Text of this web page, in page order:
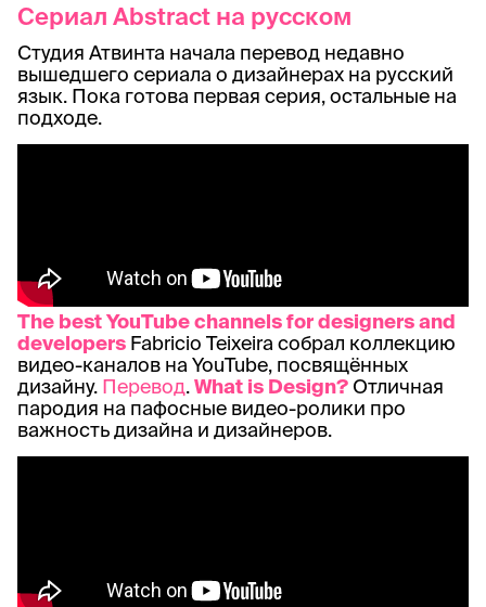
Сериал Abstract на русском
Студия Атвинта начала перевод недавно
вышедшего сериала о дизайнерах на русский
язык. Пока готова первая серия, остальные на
подходе.
The best YouTube channels for designers and
developers Fabricio Teixeira собрал коллекцию
видео-каналов на YouTube, посвящённых
дизайну. Перевод.What is Design? Отличная
пародия на пафосные видео-ролики про
важность дизайна и дизайнеров.